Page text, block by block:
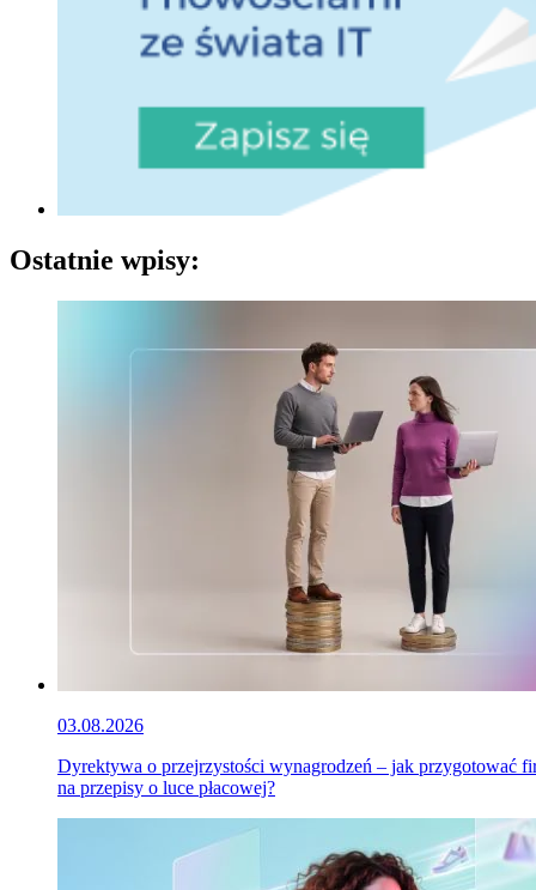
Ostatnie wpisy:
03.08.2026
Dyrektywa o przejrzystości wynagrodzeń – jak przygotować
na przepisy o luce płacowej?